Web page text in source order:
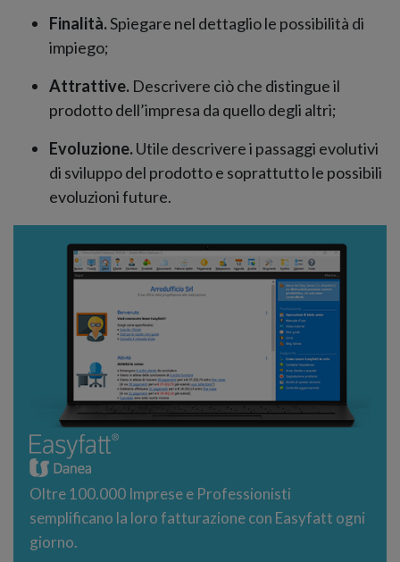
Finalità.Spiegare nel dettaglio le possibilità di
impiego;
Attrattive. Descrivere ciò che distingue il
prodotto dell’impresa da quello degli altri;
Evoluzione.Utile descrivere i passaggi evolutivi
di sviluppo del prodotto e soprattutto le possibili
evoluzioni future.
Oltre 100.000 Imprese e Professionisti
semplificano la loro fatturazione con Easyfatt ogni
giorno.